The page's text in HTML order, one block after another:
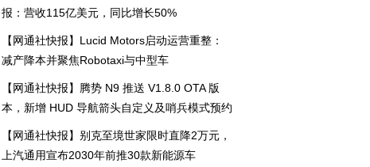
报：营收115亿美元，同比增长50%
【网通社快报】Lucid Motors启动运营重整：
减产降本并聚焦Robotaxi与中型车
【网通社快报】腾势 N9 推送 V1.8.0 OTA 版
本，新增 HUD 导航箭头自定义及哨兵模式预约
等功能
【网通社快报】别克至境世家限时直降2万元，
上汽通用宣布2030年前推30款新能源车